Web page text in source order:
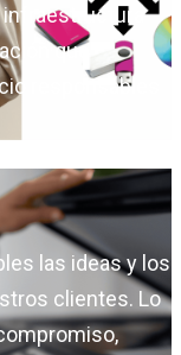
infraestructura
que
responsables
las ideas y los
clientes. Lo